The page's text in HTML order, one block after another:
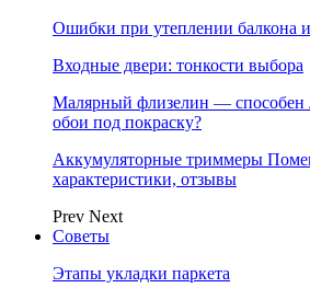
Ошибки при утеплении балкона
Входные двери: тонкости выбора
Малярный флизелин — способен
обои под покраску?
Аккумуляторные триммеры
характеристики, отзывы
Prev Next
Советы
Этапы укладки паркета